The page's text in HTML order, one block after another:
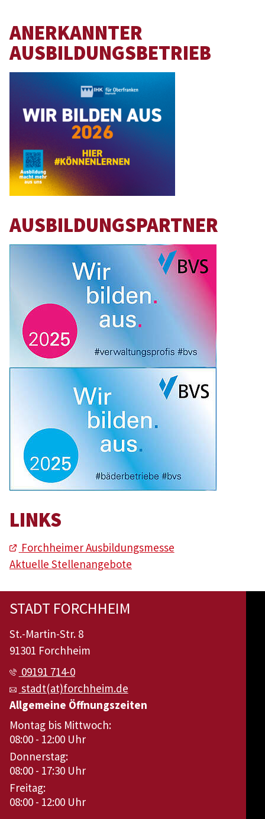
ANERKANNTER
AUSBILDUNGSBETRIEB
AUSBILDUNGSPARTNER
LINKS
Forchheimer Ausbildungsmesse
Aktuelle Stellenangebote
STADT FORCHHEIM
St.-Martin-Str. 8
91301 Forchheim
09191 714-0
stadt(at)forchheim.de
Allgemeine Öffnungszeiten
Montag bis Mittwoch:
08:00 - 12:00 Uhr
Donnerstag:
08:00 - 17:30 Uhr
Freitag:
08:00 - 12:00 Uhr